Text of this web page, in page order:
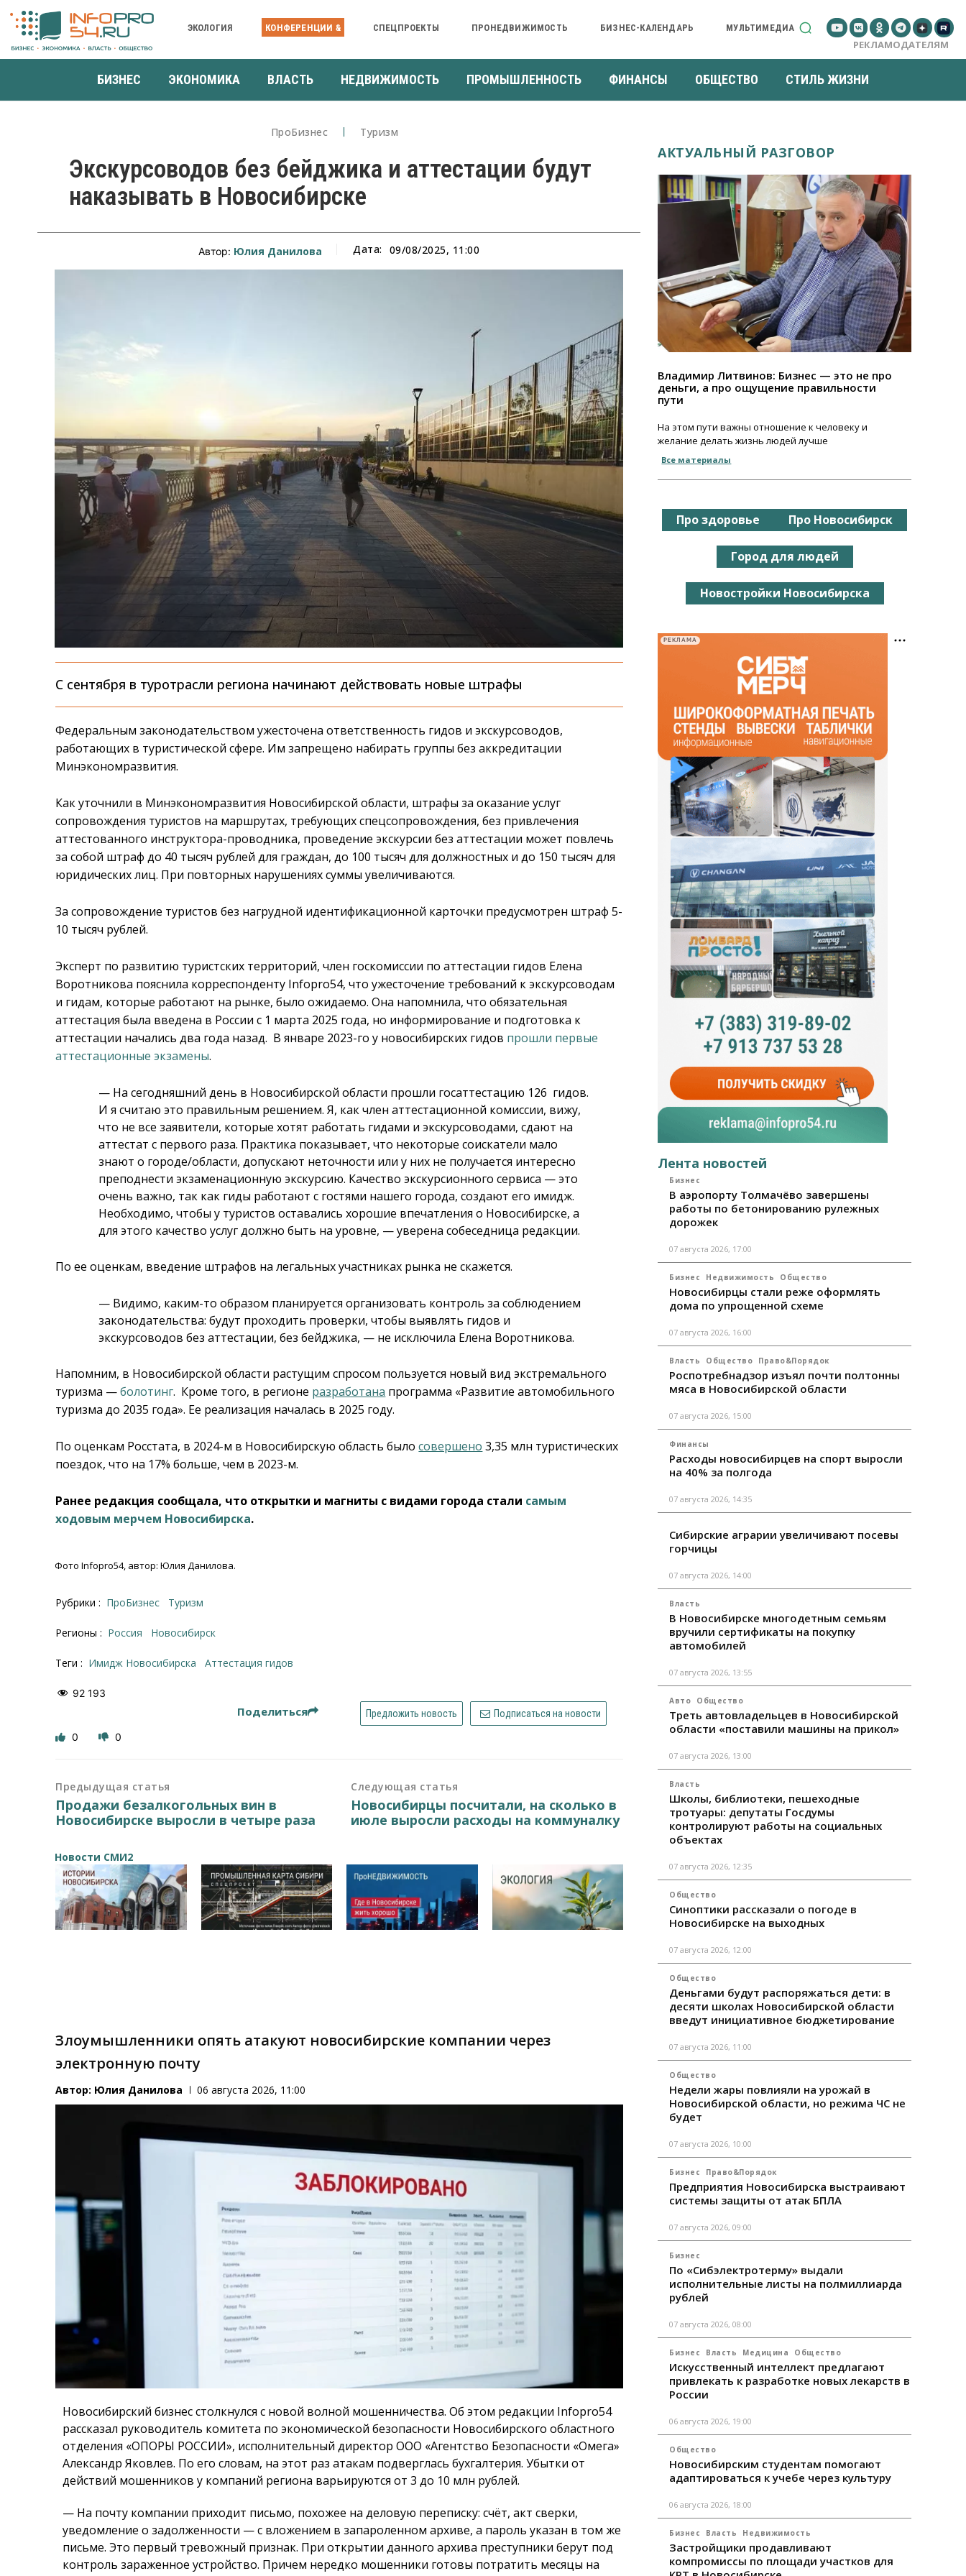
ЭКОЛОГИЯ КОНФЕРЕНЦИИ & СПЕЦПРОЕКТЫ ПРОНЕДВИЖИМОСТЬ БИЗНЕС-КАЛЕНДАРЬ МУЛЬТИМЕДИА
РЕКЛАМОДАТЕЛЯМ
БИЗНЕС ЭКОНОМИКА ВЛАСТЬ НЕДВИЖИМОСТЬ ПРОМЫШЛЕННОСТЬ ФИНАНСЫ ОБЩЕСТВО СТИЛЬ ЖИЗНИ
ПроБизнес Туризм
Экскурсоводов без бейджика и аттестации будут
наказывать в Новосибирске
Автор: Юлия Данилова Дата: 09/08/2025, 11:00
С сентября в туротрасли региона начинают действовать новые штрафы
Федеральным законодательством ужесточена ответственность гидов и экскурсоводов,
работающих в туристической сфере. Им запрещено набирать группы без аккредитации
Минэкономразвития.
Как уточнили в Минэкономразвития Новосибирской области, штрафы за оказание услуг
сопровождения туристов на маршрутах, требующих спецсопровождения, без привлечения
аттестованного инструктора-проводника, проведение экскурсии без аттестации может повлечь
за собой штраф до 40 тысяч рублей для граждан, до 100 тысяч для должностных и до 150 тысяч для
юридических лиц. При повторных нарушениях суммы увеличиваются.
За сопровождение туристов без нагрудной идентификационной карточки предусмотрен штраф 5-
10 тысяч рублей.
Эксперт по развитию туристских территорий, член госкомиссии по аттестации гидов Елена
Воротникова пояснила корреспонденту Infopro54, что ужесточение требований к экскурсоводам
и гидам, которые работают на рынке, было ожидаемо. Она напомнила, что обязательная
аттестация была введена в России с 1 марта 2025 года, но информирование и подготовка к
аттестации начались два года назад. В январе 2023-го у новосибирских гидов прошли первые
аттестационные экзамены.
— На сегодняшний день в Новосибирской области прошли госаттестацию 126 гидов.
И я считаю это правильным решением. Я, как член аттестационной комиссии, вижу,
что не все заявители, которые хотят работать гидами и экскурсоводами, сдают на
аттестат с первого раза. Практика показывает, что некоторые соискатели мало
знают о городе/области, допускают неточности или у них не получается интересно
преподнести экзаменационную экскурсию. Качество экскурсионного сервиса — это
очень важно, так как гиды работают с гостями нашего города, создают его имидж.
Необходимо, чтобы у туристов оставались хорошие впечатления о Новосибирске, а
для этого качество услуг должно быть на уровне, — уверена собеседница редакции.
По ее оценкам, введение штрафов на легальных участниках рынка не скажется.
— Видимо, каким-то образом планируется организовать контроль за соблюдением
законодательства: будут проходить проверки, чтобы выявлять гидов и
экскурсоводов без аттестации, без бейджика, — не исключила Елена Воротникова.
Напомним, в Новосибирской области растущим спросом пользуется новый вид экстремального
туризма —болотинг. Кроме того, в регионе разработана программа «Развитие автомобильного
туризма до 2035 года». Ее реализация началась в 2025 году.
По оценкам Росстата, в 2024-м в Новосибирскую область былосовершено 3,35 млн туристических
поездок, что на 17% больше, чем в 2023-м.
Ранее редакция сообщала, что открытки и магниты с видами города стали самым
ходовым мерчем Новосибирска.
Фото Infopro54, автор: Юлия Данилова.
Рубрики : ПроБизнес Туризм
Регионы : Россия Новосибирск
Теги : Имидж Новосибирска Аттестация гидов
92 193
Поделиться Предложить новость Подписаться на новости
0 0
Предыдущая статья
Продажи безалкогольных вин в
Новосибирске выросли в четыре раза
Следующая статья
Новосибирцы посчитали, на сколько в
июле выросли расходы на коммуналку
Новости СМИ2
Злоумышленники опять атакуют новосибирские компании через
электронную почту
Автор: Юлия Данилова 06 августа 2026, 11:00
Новосибирский бизнес столкнулся с новой волной мошенничества. Об этом редакции Infopro54
рассказал руководитель комитета по экономической безопасности Новосибирского областного
отделения «ОПОРЫ РОССИИ», исполнительный директор ООО «Агентство Безопасности «Омега»
Александр Яковлев. По его словам, на этот раз атакам подверглась бухгалтерия. Убытки от
действий мошенников у компаний региона варьируются от 3 до 10 млн рублей.
— На почту компании приходит письмо, похожее на деловую переписку: счёт, акт сверки,
уведомление о задолженности — с вложением в запароленном архиве, а пароль указан в том же
письме. Это первый тревожный признак. При открытии данного архива преступники берут под
контроль зараженное устройство. Причем нередко мошенники готовы потратить месяцы на
АКТУАЛЬНЫЙ РАЗГОВОР
Владимир Литвинов: Бизнес — это не про
деньги, а про ощущение правильности
пути
На этом пути важны отношение к человеку и
желание делать жизнь людей лучше
Все материалы
Про здоровье Про Новосибирск
Город для людей
Новостройки Новосибирска
РЕКЛАМА
Лента новостей
Бизнес
В аэропорту Толмачёво завершены
работы по бетонированию рулежных
дорожек
07 августа 2026, 17:00
Бизнес Недвижимость Общество
Новосибирцы стали реже оформлять
дома по упрощенной схеме
07 августа 2026, 16:00
Власть Общество Право&Порядок
Роспотребнадзор изъял почти полтонны
мяса в Новосибирской области
07 августа 2026, 15:00
Финансы
Расходы новосибирцев на спорт выросли
на 40% за полгода
07 августа 2026, 14:35
Сибирские аграрии увеличивают посевы
горчицы
07 августа 2026, 14:00
Власть
В Новосибирске многодетным семьям
вручили сертификаты на покупку
автомобилей
07 августа 2026, 13:55
Авто Общество
Треть автовладельцев в Новосибирской
области «поставили машины на прикол»
07 августа 2026, 13:00
Власть
Школы, библиотеки, пешеходные
тротуары: депутаты Госдумы
контролируют работы на социальных
объектах
07 августа 2026, 12:35
Общество
Синоптики рассказали о погоде в
Новосибирске на выходных
07 августа 2026, 12:00
Общество
Деньгами будут распоряжаться дети: в
десяти школах Новосибирской области
введут инициативное бюджетирование
07 августа 2026, 11:00
Общество
Недели жары повлияли на урожай в
Новосибирской области, но режима ЧС не
будет
07 августа 2026, 10:00
Бизнес Право&Порядок
Предприятия Новосибирска выстраивают
системы защиты от атак БПЛА
07 августа 2026, 09:00
Бизнес
По «Сибэлектротерму» выдали
исполнительные листы на полмиллиарда
рублей
07 августа 2026, 08:00
Бизнес Власть Медицина Общество
Искусственный интеллект предлагают
привлекать к разработке новых лекарств в
России
06 августа 2026, 19:00
Общество
Новосибирским студентам помогают
адаптироваться к учебе через культуру
06 августа 2026, 18:00
Бизнес Власть Недвижимость
Застройщики продавливают
компромиссы по площади участков для